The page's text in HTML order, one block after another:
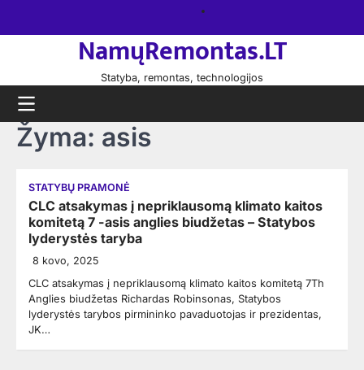
NamųRemontas.LT
Statyba, remontas, technologijos
Žyma: asis
STATYBŲ PRAMONĖ
CLC atsakymas į nepriklausomą klimato kaitos
komitetą 7 -asis anglies biudžetas – Statybos
lyderystės taryba
8 kovo, 2025
CLC atsakymas į nepriklausomą klimato kaitos komitetą 7Th
Anglies biudžetas Richardas Robinsonas, Statybos
lyderystės tarybos pirmininko pavaduotojas ir prezidentas,
JK…